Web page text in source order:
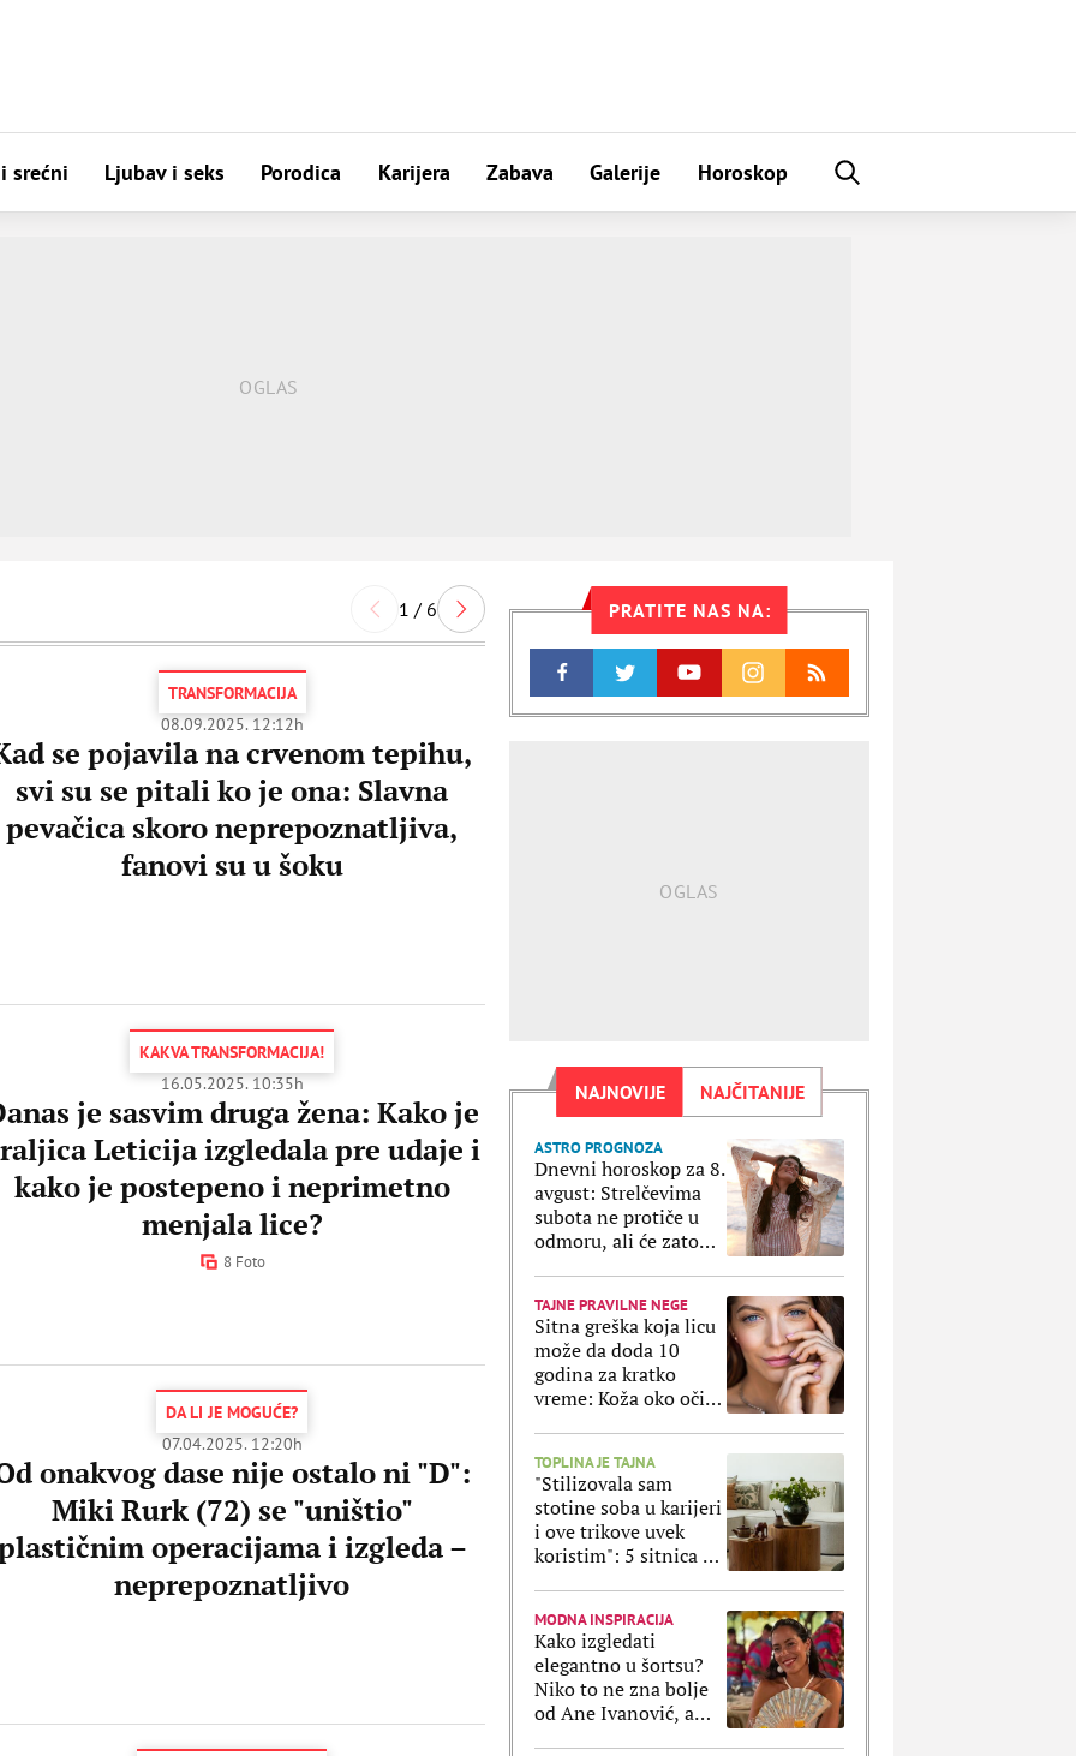
srećni Ljubav i seks Porodica Karijera Zabava Galerije Horoskop
1 / 6
TRANSFORMACIJA
08.09.2025. 12:12h
se pojavila na crvenom tepihu,
svi su se pitali ko je ona: Slavna
pevačica skoro neprepoznatljiva,
fanovi su u šoku
KAKVA TRANSFORMACIJA!
16.05.2025. 10:35h
je sasvim druga žena: Kako je
Leticija izgledala pre udaje i
kako je postepeno i neprimetno
menjala lice?
8 Foto
DA LI JE MOGUĆE?
07.04.2025. 12:20h
onakvog dase nije ostalo ni "D":
Miki Rurk (72) se "uništio"
operacijama i izgleda –
neprepoznatljivo
PRATITE NAS NA:
NAJNOVIJE NAJČITANIJE
ASTRO PROGNOZA
Dnevni horoskop za 8.
avgust: Strelčevima
subota ne protiče u
odmoru, ali će zato
TAJNE PRAVILNE NEGE
Sitna greška koja licu
može da doda 10
godina za kratko
vreme: Koža oko očiju
TOPLINA JE TAJNA
"Stilizovala sam
stotine soba u karijeri
i ove trikove uvek
koristim": 5 sitnica uz
MODNA INSPIRACIJA
Kako izgledati
elegantno u šortsu?
Niko to ne zna bolje
od Ane Ivanović, a